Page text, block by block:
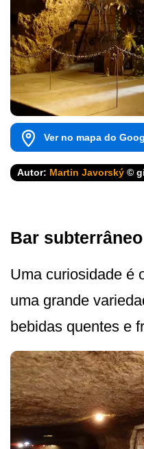
Ver no mapa do
Autor: Martin Javorský ©
Bar subterrâneo
Uma curiosidade é
uma grande
bebidas quentes e